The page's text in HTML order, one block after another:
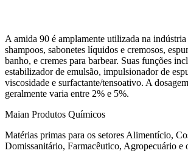
A amida 90 é amplamente utilizada na
shampoos, sabonetes líquidos e cremosos,
banho, e cremes para barbear. Suas funções
estabilizador de emulsão, impulsionador de
viscosidade e surfactante/tensoativo. A
geralmente varia entre 2% e 5%.
Maian Produtos Químicos
Matérias primas para os setores Alimentício,
Domissanitário, Farmacêutico, Agropecuário e